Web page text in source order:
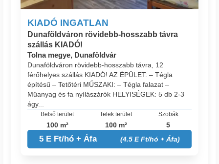
KIADÓ INGATLAN
Dunaföldváron rövidebb-hosszabb távra
szállás KIADÓ!
Tolna megye, Dunaföldvár
Dunaföldváron rövidebb-hosszabb távra, 12
férőhelyes szállás KIADÓ! AZ ÉPÜLET: – Tégla
építésű – Tetőtéri MŰSZAKI: – Tégla falazat –
Műanyag és fa nyílászárók HELYISÉGEK: 5 db 2-3
ágy...
Belső terület
100 m²
Telek terület
100 m²
Szobák
5
5 E Ft/hó + Áfa (4.5 E Ft/hó + Áfa)